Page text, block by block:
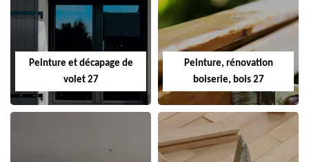
Peinture et décapage de
volet 27
Peinture, rénovation
boiserie, bois 27